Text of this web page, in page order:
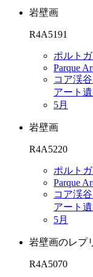
岩壁画
R4A5191
ポルト
Parque
コア渓
アート
5月
岩壁画
R4A5220
ポルト
Parque
コア渓
アート
5月
岩壁画のレプ
R4A5070